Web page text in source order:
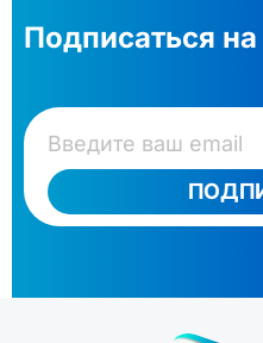
Подписаться